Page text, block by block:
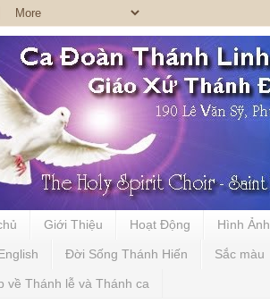
Giới Thiệu Hoạt Động Hình Ảnh
Đời Sống Thánh Hiến Sắc màu
về Thánh lễ và Thánh ca